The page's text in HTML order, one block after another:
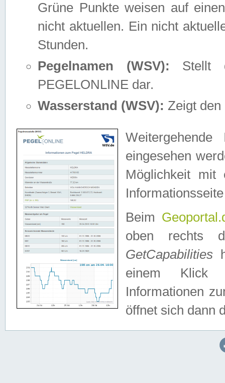
Grüne Punkte weisen auf
nicht aktuellen. Ein nicht
Stunden.
Pegelnamen (WSV): Stellt
PEGELONLINE dar.
Wasserstand (WSV): Zeigt den
eingesehen
Möglichkeit mit
Beim
oben rechts
GetCapabilities
einem Klick
Informationen
öffnet sich dann